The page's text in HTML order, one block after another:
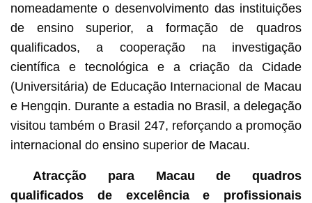
nomeadamente o desenvolvimento das instituições
de ensino superior, a formação de quadros
qualificados, a cooperação na investigação
científica e tecnológica e a criação da Cidade
(Universitária) de Educação Internacional de Macau
e Hengqin. Durante a estadia no Brasil, a delegação
visitou também o Brasil 247, reforçando a promoção
internacional do ensino superior de Macau.
Atracção para Macau de quadros
qualificados de excelência e profissionais